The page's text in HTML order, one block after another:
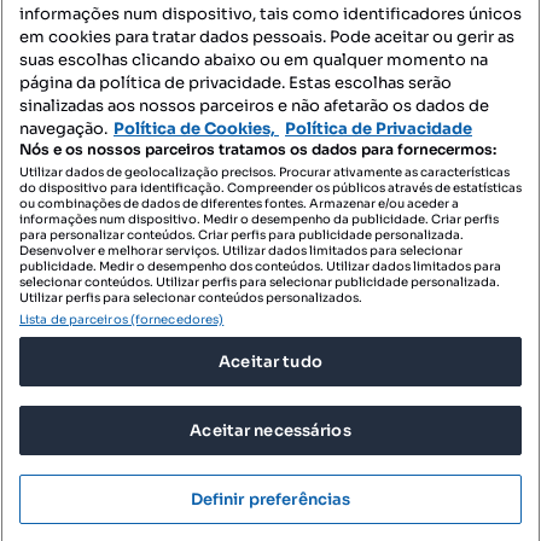
Mapa do Site
Contacte-nos
SIGA-NOS:
DESCARREGAR NA:
© 2026 Imovirtual.com, OLX Portugal, S.A.
TERMOS DE UTILIZAÇÃO
POLÍTICA DE PRIVACIDADE
CONFIGURAÇÕES DE PRIVACIDADE
informações num dispositivo, tais como identificadores únicos
em cookies para tratar dados pessoais. Pode aceitar ou gerir as
suas escolhas clicando abaixo ou em qualquer momento na
página da política de privacidade. Estas escolhas serão
sinalizadas aos nossos parceiros e não afetarão os dados de
navegação. Política de Cookies, Política de Privacidade
Nós e os nossos parceiros tratamos os dados para fornecermos:
Utilizar dados de geolocalização precisos. Procurar ativamente as características
do dispositivo para identificação. Compreender os públicos através de estatísticas
ou combinações de dados de diferentes fontes. Armazenar e/ou aceder a
informações num dispositivo. Medir o desempenho da publicidade. Criar perfis
para personalizar conteúdos. Criar perfis para publicidade personalizada.
Desenvolver e melhorar serviços. Utilizar dados limitados para selecionar
publicidade. Medir o desempenho dos conteúdos. Utilizar dados limitados para
selecionar conteúdos. Utilizar perfis para selecionar publicidade personalizada.
Utilizar perfis para selecionar conteúdos personalizados.
Lista de parceiros (fornecedores)
Aceitar tudo
Aceitar necessários
Definir preferências